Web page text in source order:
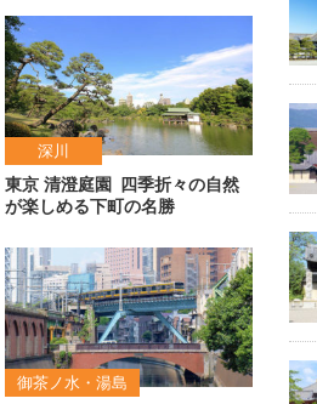
深川
東京 清澄庭園
四季折々の自然
が楽しめる下町の名勝
御茶ノ水・湯島